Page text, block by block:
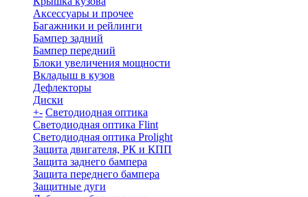
Аксессуары и прочее
Багажники и рейлинги
Бампер задний
Бампер передний
Блоки увеличения мощности
Вкладыш в кузов
Дефлекторы
Диски
+- Светодиодная оптика
Светодиодная оптика Flint
Светодиодная оптика Prolight
Защита двигателя, РК и КПП
Защита заднего бампера
Защита переднего бампера
Защитные дуги